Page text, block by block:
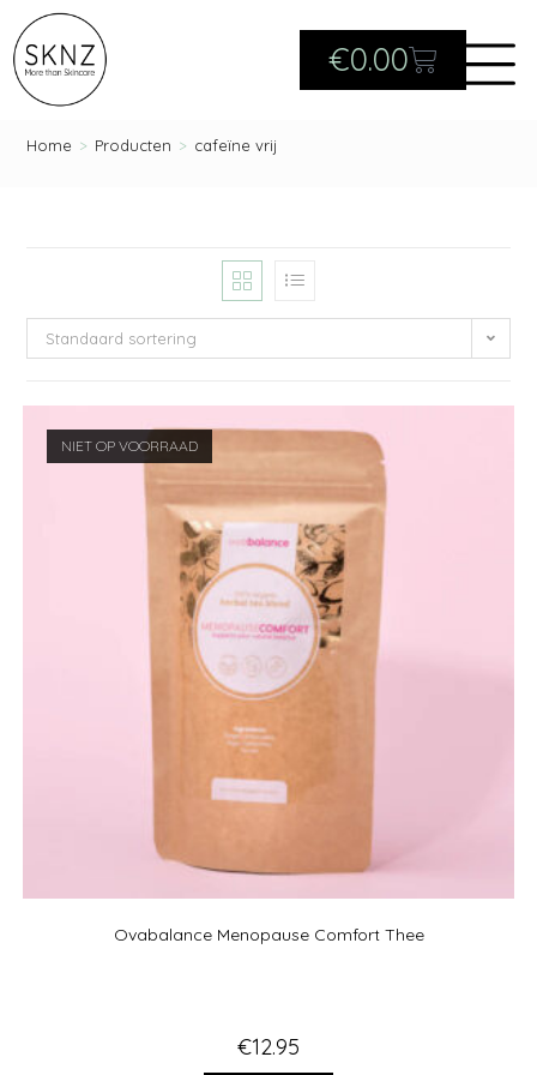
€0.00
Home > Producten > cafeïne vrij
Standaard sortering
NIET OP VOORRAAD
Ovabalance Menopause Comfort Thee
€12.95